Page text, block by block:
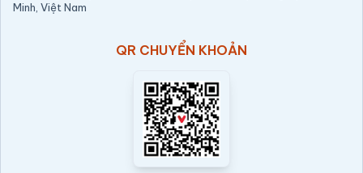
Minh, Việt Nam
QR CHUYỂN KHOẢN